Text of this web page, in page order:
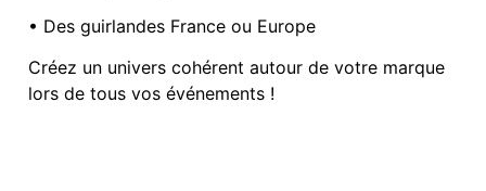
• Des guirlandes France ou Europe
Créez un univers cohérent autour de votre marque
lors de tous vos événements !